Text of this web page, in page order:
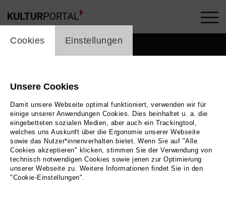
Foto by Felix Mooneeram on Unsplash
Zurück|Übersicht
cookie_layer
Cookies Einstellungen
Unsere Cookies
Damit unsere Webseite optimal funktioniert, verwenden wir für
einige unserer Anwendungen Cookies. Dies beinhaltet u. a. die
eingebetteten sozialen Medien, aber auch ein Trackingtool,
welches uns Auskunft über die Ergonomie unserer Webseite
sowie das Nutzer*innenverhalten bietet. Wenn Sie auf "Alle
Cookies akzeptieren" klicken, stimmen Sie der Verwendung von
technisch notwendigen Cookies sowie jenen zur Optimierung
unserer Webseite zu. Weitere Informationen findet Sie in den
"Cookie-Einstellungen".